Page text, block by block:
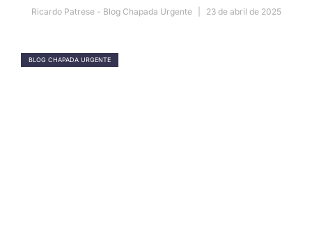
Ricardo Patrese - Blog Chapada Urgente 23 de abril de 2025
BLOG CHAPADA URGENTE